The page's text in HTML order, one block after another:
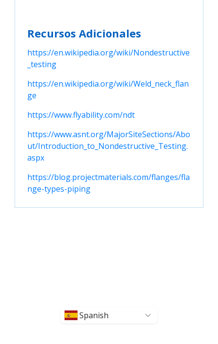
Recursos Adicionales
https://en.wikipedia.org/wiki/Nondestructive
_testing
https://en.wikipedia.org/wiki/Weld_neck_flan
ge
https://www.flyability.com/ndt
https://www.asnt.org/MajorSiteSections/Abo
ut/Introduction_to_Nondestructive_Testing.
aspx
https://blog.projectmaterials.com/flanges/fla
nge-types-piping
Spanish